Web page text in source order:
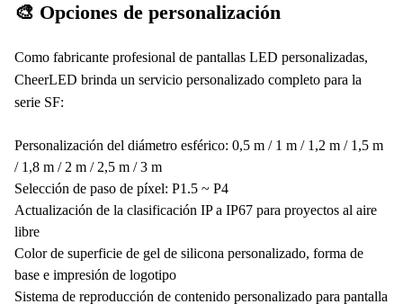
🎨 Opciones de personalización
Como fabricante profesional de pantallas LED personalizadas,
CheerLED brinda un servicio personalizado completo para la
serie SF:
Personalización del diámetro esférico: 0,5 m / 1 m / 1,2 m / 1,5 m
/ 1,8 m / 2 m / 2,5 m / 3 m
Selección de paso de píxel: P1.5 ~ P4
Actualización de la clasificación IP a IP67 para proyectos al aire
libre
Color de superficie de gel de silicona personalizado, forma de
base e impresión de logotipo
Sistema de reproducción de contenido personalizado para pantalla